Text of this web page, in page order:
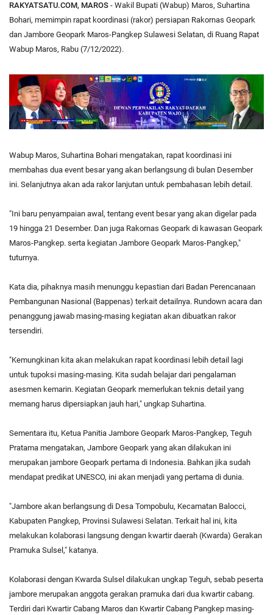
RAKYATSATU.COM, MAROS - Wakil Bupati (Wabup) Maros, Suhartina
Bohari, memimpin rapat koordinasi (rakor) persiapan Rakornas Geopark
dan Jambore Geopark Maros-Pangkep Sulawesi Selatan, di Ruang Rapat
Wabup Maros, Rabu (7/12/2022).
Wabup Maros, Suhartina Bohari mengatakan, rapat koordinasi ini
membahas dua event besar yang akan berlangsung di bulan Desember
ini. Selanjutnya akan ada rakor lanjutan untuk pembahasan lebih detail.
"Ini baru penyampaian awal, tentang event besar yang akan digelar pada
19 hingga 21 Desember. Dan juga Rakornas Geopark di kawasan Geopark
Maros-Pangkep. serta kegiatan Jambore Geopark Maros-Pangkep,"
tuturnya.
Kata dia, pihaknya masih menunggu kepastian dari Badan Perencanaan
Pembangunan Nasional (Bappenas) terkait detailnya. Rundown acara dan
penanggung jawab masing-masing kegiatan akan dibuatkan rakor
tersendiri.
"Kemungkinan kita akan melakukan rapat koordinasi lebih detail lagi
untuk tupoksi masing-masing. Kita sudah belajar dari pengalaman
asesmen kemarin. Kegiatan Geopark memerlukan teknis detail yang
memang harus dipersiapkan jauh hari," ungkap Suhartina.
Sementara itu, Ketua Panitia Jambore Geopark Maros-Pangkep, Teguh
Pratama mengatakan, Jambore Geopark yang akan dilakukan ini
merupakan jambore Geopark pertama di Indonesia. Bahkan jika sudah
mendapat predikat UNESCO, ini akan menjadi yang pertama di dunia.
"Jambore akan berlangsung di Desa Tompobulu, Kecamatan Balocci,
Kabupaten Pangkep, Provinsi Sulawesi Selatan. Terkait hal ini, kita
melakukan kolaborasi langsung dengan kwartir daerah (Kwarda) Gerakan
Pramuka Sulsel," katanya.
Kolaborasi dengan Kwarda Sulsel dilakukan ungkap Teguh, sebab peserta
jambore merupakan anggota gerakan pramuka dari dua kwartir cabang.
Terdiri dari Kwartir Cabang Maros dan Kwartir Cabang Pangkep masing-